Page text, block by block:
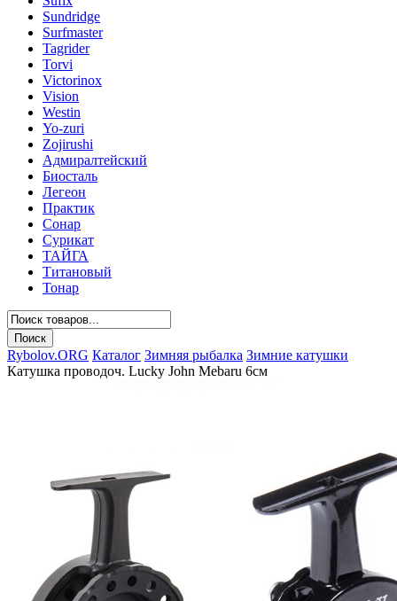
Sundridge
Surfmaster
Tagrider
Torvi
Victorinox
Vision
Westin
Yo-zuri
Zojirushi
Адмиралтейский
Биосталь
Легеон
Практик
Сонар
Сурикат
ТАЙГА
Титановый
Тонар
Rybolov.ORG Каталог Зимняя рыбалка Зимние катушки
Катушка проводоч. Lucky John Mebaru 6см